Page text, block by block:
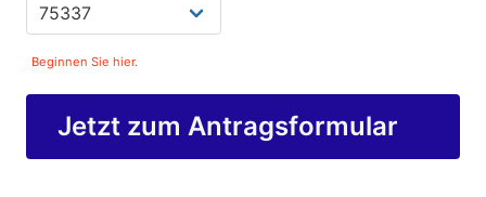
Beginnen Sie hier.
Jetzt zum Antragsformular